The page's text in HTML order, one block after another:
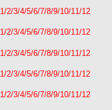
1/2/3/4/5/6/7/8/9/10/11/12
1/2/3/4/5/6/7/8/9/10/11/12
1/2/3/4/5/6/7/8/9/10/11/12
1/2/3/4/5/6/7/8/9/10/11/12
1/2/3/4/5/6/7/8/9/10/11/12